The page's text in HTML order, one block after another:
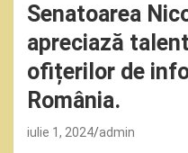
Senatoarea
apreciază
ofițerilor de
România.
iulie 1, 2024 admin